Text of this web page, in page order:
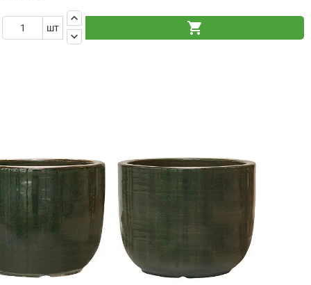
шт
keyboard_arrow_up
keyboard_arrow_down
shopping_cart